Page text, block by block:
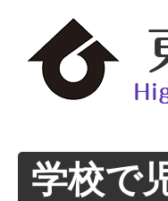
学校で